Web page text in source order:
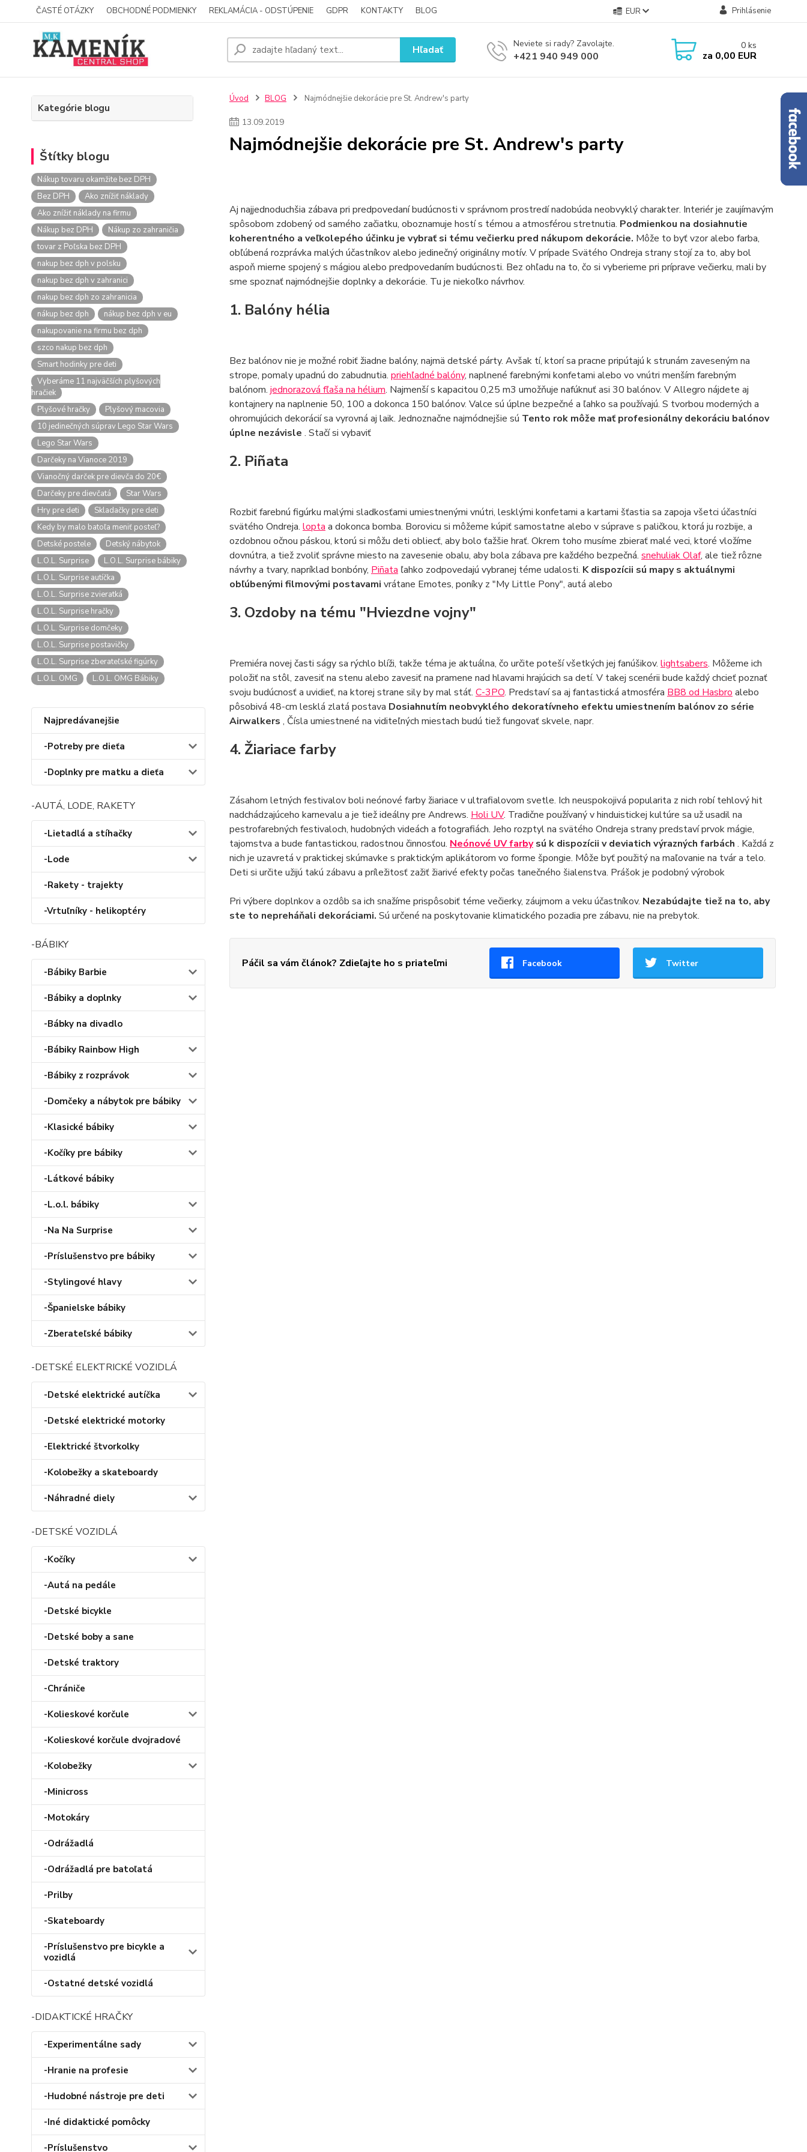
ČASTÉ OTÁZKY OBCHODNÉ PODMIENKY REKLAMÁCIA - ODSTÚPENIE GDPR KONTAKTY BLOG EUR Prihlásenie
Hľadať Neviete si rady? Zavolajte.
+421 940 949 000
0 ks
za 0,00 EUR
Kategórie blogu
Štítky blogu
Nákup tovaru okamžite bez DPH
Bez DPH
Ako znížiť náklady
Ako znížiť náklady na firmu
Nákup bez DPH
Nákup zo zahraničia
tovar z Poľska bez DPH
nakup bez dph v polsku
nakup bez dph v zahranici
nakup bez dph zo zahranicia
nákup bez dph
nákup bez dph v eu
nakupovanie na firmu bez dph
szco nakup bez dph
Smart hodinky pre deti
Vyberáme 11 najväčších plyšových
hračiek
Plyšové hračky
Plyšový macovia
10 jedinečných súprav Lego Star Wars
Lego Star Wars
Darčeky na Vianoce 2019
Vianočný darček pre dievča do 20€
Darčeky pre dievčatá
Star Wars
Hry pre deti
Skladačky pre deti
Kedy by malo batoľa meniť posteľ?
Detské postele
Detský nábytok
L.O.L. Surprise
L.O.L. Surprise bábiky
L.O.L. Surprise autíčka
L.O.L. Surprise zvieratká
L.O.L. Surprise hračky
L.O.L. Surprise domčeky
L.O.L. Surprise postavičky
L.O.L. Surprise zberateľské figúrky
L.O.L. OMG
L.O.L. OMG Bábiky
Najpredávanejšie
-Potreby pre dieťa
-Doplnky pre matku a dieťa
-AUTÁ, LODE, RAKETY
-Lietadlá a stíhačky
-Lode
-Rakety - trajekty
-Vrtuľníky - helikoptéry
-BÁBIKY
-Bábiky Barbie
-Bábiky a doplnky
-Bábky na divadlo
-Bábiky Rainbow High
-Bábiky z rozprávok
-Domčeky a nábytok pre bábiky
-Klasické bábiky
-Kočíky pre bábiky
-Látkové bábiky
-L.o.l. bábiky
-Na Na Surprise
-Príslušenstvo pre bábiky
-Stylingové hlavy
-Španielske bábiky
-Zberateľské bábiky
-DETSKÉ ELEKTRICKÉ VOZIDLÁ
-Detské elektrické autíčka
-Detské elektrické motorky
-Elektrické štvorkolky
-Kolobežky a skateboardy
-Náhradné diely
-DETSKÉ VOZIDLÁ
-Kočíky
-Autá na pedále
-Detské bicykle
-Detské boby a sane
-Detské traktory
-Chrániče
-Kolieskové korčule
-Kolieskové korčule dvojradové
-Kolobežky
-Minicross
-Motokáry
-Odrážadlá
-Odrážadlá pre batoľatá
-Prilby
-Skateboardy
-Príslušenstvo pre bicykle a
vozidlá
-Ostatné detské vozidlá
-DIDAKTICKÉ HRAČKY
-Experimentálne sady
-Hranie na profesie
-Hudobné nástroje pre deti
-Iné didaktické pomôcky
-Príslušenstvo
Úvod BLOG Najmódnejšie dekorácie pre St. Andrew's party
13.09.2019
Najmódnejšie dekorácie pre St. Andrew's party
Aj najjednoduchšia zábava pri predpovedaní budúcnosti v správnom prostredí nadobúda neobvyklý charakter. Interiér je zaujímavým
spôsobom zdobený od samého začiatku, oboznamuje hostí s témou a atmosférou stretnutia. Podmienkou na dosiahnutie
koherentného a veľkolepého účinku je vybrať si tému večierku pred nákupom dekorácie. Môže to byť vzor alebo farba,
obľúbená rozprávka malých účastníkov alebo jedinečný originálny motív. V prípade Svätého Ondreja strany stojí za to, aby bol
aspoň mierne spojený s mágiou alebo predpovedaním budúcnosti. Bez ohľadu na to, čo si vyberieme pri príprave večierku, mali by
sme spoznať najmódnejšie doplnky a dekorácie. Tu je niekoľko návrhov.
1. Balóny hélia
Bez balónov nie je možné robiť žiadne balóny, najmä detské párty. Avšak tí, ktorí sa pracne pripútajú k strunám zaveseným na
strope, pomaly upadnú do zabudnutia. priehľadné balóny, naplnené farebnými konfetami alebo vo vnútri menším farebným
balónom. jednorazová fľaša na hélium. Najmenší s kapacitou 0,25 m3 umožňuje nafúknuť asi 30 balónov. V Allegro nájdete aj
kontajnery na naplnenie 50, 100 a dokonca 150 balónov. Valce sú úplne bezpečné a ľahko sa používajú. S tvorbou moderných a
ohromujúcich dekorácií sa vyrovná aj laik. Jednoznačne najmódnejšie sú Tento rok môže mať profesionálny dekoráciu balónov
úplne nezávisle . Stačí si vybaviť
2. Piñata
Rozbiť farebnú figúrku malými sladkosťami umiestnenými vnútri, lesklými konfetami a kartami šťastia sa zapoja všetci účastníci
svätého Ondreja. lopta a dokonca bomba. Borovicu si môžeme kúpiť samostatne alebo v súprave s paličkou, ktorá ju rozbije, a
ozdobnou očnou páskou, ktorú si môžu deti obliecť, aby bolo ťažšie hrať. Okrem toho musíme zbierať malé veci, ktoré vložíme
dovnútra, a tiež zvoliť správne miesto na zavesenie obalu, aby bola zábava pre každého bezpečná. snehuliak Olaf, ale tiež rôzne
návrhy a tvary, napríklad bonbóny, Piñata ľahko zodpovedajú vybranej téme udalosti. K dispozícii sú mapy s aktuálnymi
obľúbenými filmovými postavami vrátane Emotes, poníky z "My Little Pony", autá alebo
3. Ozdoby na tému "Hviezdne vojny"
Premiéra novej časti ságy sa rýchlo blíži, takže téma je aktuálna, čo určite poteší všetkých jej fanúšikov. lightsabers. Môžeme ich
položiť na stôl, zavesiť na stenu alebo zavesiť na pramene nad hlavami hrajúcich sa detí. V takej scenérii bude každý chcieť poznať
svoju budúcnosť a uvidieť, na ktorej strane sily by mal stáť. C-3PO. Predstaví sa aj fantastická atmosféra BB8 od Hasbro alebo
pôsobivá 48-cm lesklá zlatá postava Dosiahnutím neobvyklého dekoratívneho efektu umiestnením balónov zo série
Airwalkers , Čísla umiestnené na viditeľných miestach budú tiež fungovať skvele, napr.
4. Žiariace farby
Zásahom letných festivalov boli neónové farby žiariace v ultrafialovom svetle. Ich neuspokojivá popularita z nich robí tehlový hit
nadchádzajúceho karnevalu a je tiež ideálny pre Andrews. Holi UV. Tradične používaný v hinduistickej kultúre sa už usadil na
pestrofarebných festivaloch, hudobných videách a fotografiách. Jeho rozptyl na svätého Ondreja strany predstaví prvok mágie,
tajomstva a bude fantastickou, radostnou činnosťou. Neónové UV farbysú k dispozícii v deviatich výrazných farbách . Každá z
nich je uzavretá v praktickej skúmavke s praktickým aplikátorom vo forme špongie. Môže byť použitý na maľovanie na tvár a telo.
Deti si určite užijú takú zábavu a príležitosť zažiť žiarivé efekty počas tanečného šialenstva. Prášok je podobný výrobok
Pri výbere doplnkov a ozdôb sa ich snažíme prispôsobiť téme večierky, záujmom a veku účastníkov. Nezabúdajte tiež na to, aby
ste to nepreháňali dekoráciami. Sú určené na poskytovanie klimatického pozadia pre zábavu, nie na prebytok.
Páčil sa vám článok? Zdieľajte ho s priateľmi Facebook Twitter